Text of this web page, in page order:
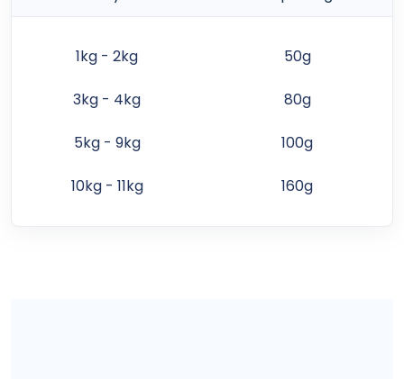
összetételében, és ennek köszönhetően új
Az eledel elfogyasztása után a zsákot a szelektív
Kiemelt feladatunknak tekintjük a
csökkentsük az állateledel előállításához kapcsolódó
1kg - 2kg 50g
3kg - 4kg 80g
5kg - 9kg 100g
10kg - 11kg 160g